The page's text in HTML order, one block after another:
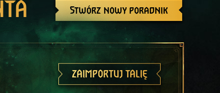
Stwórz nowy poradnik
ZAIMPORTUJ TALIĘ